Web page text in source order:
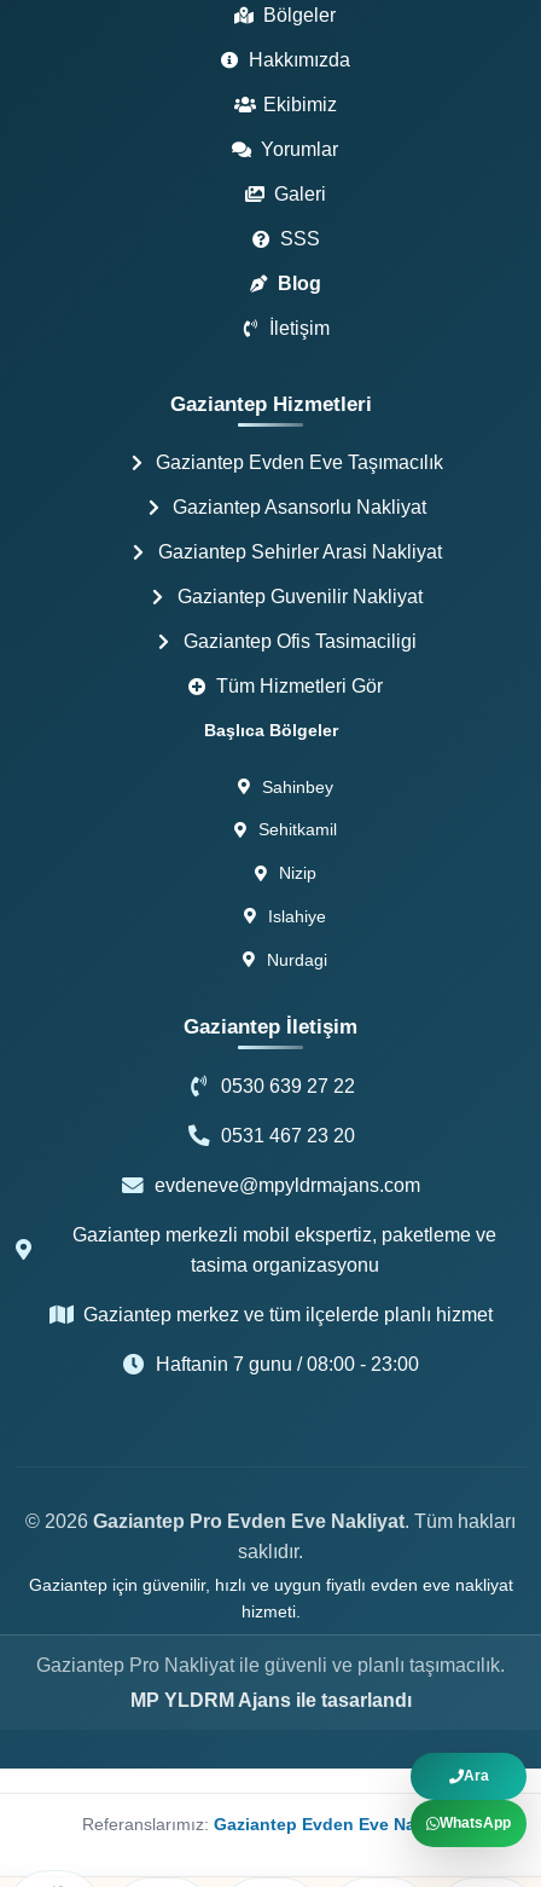
Bölgeler
Hakkımızda
Ekibimiz
Yorumlar
Galeri
SSS
Blog
İletişim
Gaziantep Hizmetleri
Gaziantep Evden Eve Taşımacılık
Gaziantep Asansorlu Nakliyat
Gaziantep Sehirler Arasi Nakliyat
Gaziantep Guvenilir Nakliyat
Gaziantep Ofis Tasimaciligi
Tüm Hizmetleri Gör
Başlıca Bölgeler
Sahinbey
Sehitkamil
Nizip
Islahiye
Nurdagi
Gaziantep İletişim
0530 639 27 22
0531 467 23 20
evdeneve@mpyldrmajans.com
Gaziantep merkezli mobil ekspertiz, paketleme ve
tasima organizasyonu
Gaziantep merkez ve tüm ilçelerde planlı hizmet
Haftanin 7 gunu / 08:00 - 23:00
© 2026 Gaziantep Pro Evden Eve Nakliyat. Tüm hakları
saklıdır.
Gaziantep için güvenilir, hızlı ve uygun fiyatlı evden eve nakliyat
hizmeti.
Gaziantep Pro Nakliyat ile güvenli ve planlı taşımacılık.
MP YLDRM Ajans ile tasarlandı
Ara
WhatsApp
Referanslarımız: Gaziantep Evden Eve Nakliyat